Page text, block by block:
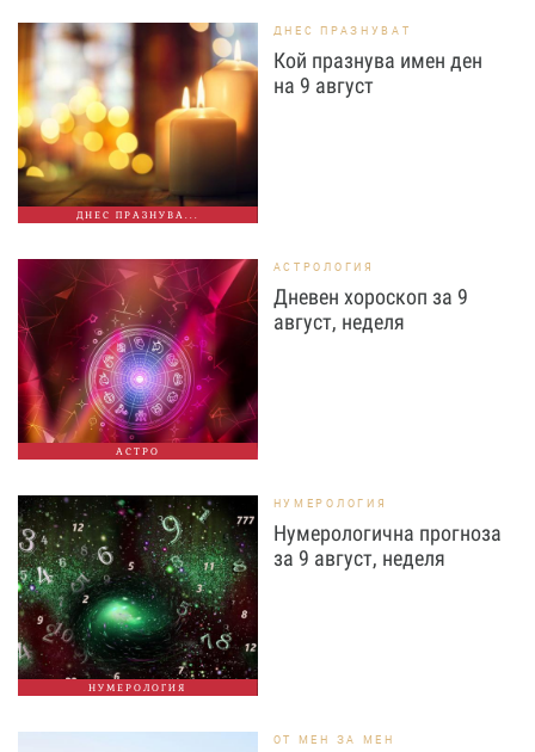
ДНЕС ПРАЗНУВА...
ДНЕС ПРАЗНУВАТ
Кой празнува имен ден
на 9 август
АСТРО
АСТРОЛОГИЯ
Дневен хороскоп за 9
август, неделя
НУМЕРОЛОГИЯ
НУМЕРОЛОГИЯ
Нумерологична прогноза
за 9 август, неделя
ОТ МЕН ЗА МЕН